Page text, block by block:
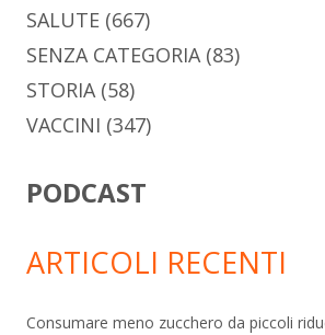
SALUTE (667)
SENZA CATEGORIA(83)
STORIA(58)
VACCINI (347)
PODCAST
ARTICOLI RECENTI
Consumare meno zucchero da piccoli